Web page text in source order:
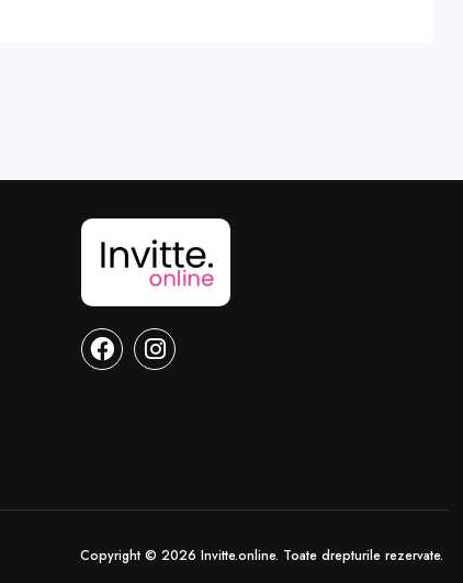
Copyright © 2026 Invitte.online. Toate drepturile rezervate.